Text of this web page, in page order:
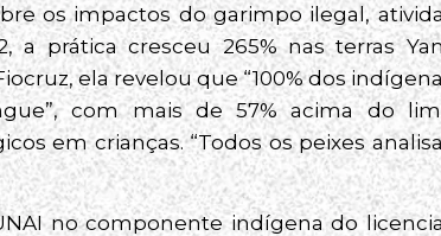
os impactos do garimpo ilegal,
a prática cresceu 265% nas terras
ela revelou que “100% dos
com mais de 57% acima do
em crianças. “Todos os peixes
no componente indígena do